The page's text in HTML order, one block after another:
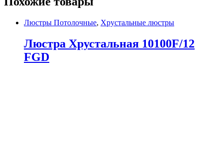
Люстры Потолочные, Хрустальные люстры
Люстра Хрустальная 10100F/12
FGD